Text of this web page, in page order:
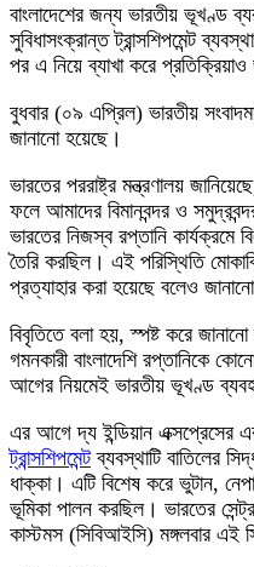
বাংলাদেশের জন্য ভারতীয় ভূখণ্ড
সুবিধাসংক্রান্ত ট্রান্সশিপমেন্ট
পর এ নিয়ে ব্যাখা করে প্রতিক্রিয়াও
বুধবার (০৯ এপ্রিল) ভারতীয়
জানানো হয়েছে।
ভারতের পররাষ্ট্র মন্ত্রণালয়
ফলে আমাদের বিমানবন্দর ও
ভারতের নিজস্ব রপ্তানি কার্যক্রমে
তৈরি করছিল। এই পরিস্থিতি
প্রত্যাহার করা হয়েছে বলেও
বিবৃতিতে বলা হয়, স্পষ্ট করে
গমনকারী বাংলাদেশি রপ্তানিকে
আগের নিয়মেই ভারতীয় ভূখণ্ড
এর আগে দ্য ইন্ডিয়ান এক্সপ্রেসের
ট্রান্সশিপমেন্টব্যবস্থাটি বাতিলের
ধাক্কা। এটি বিশেষ করে ভুটান,
ভূমিকা পালন করছিল। ভারতের
কাস্টমস (সিবিআইসি) মঙ্গলবার এই